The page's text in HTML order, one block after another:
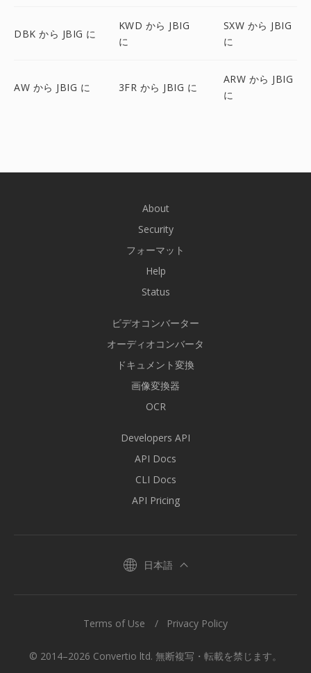
DBK から JBIG に
KWD から JBIG
に
SXW から JBIG
に
AW から JBIG に 3FR から JBIG に
ARW から JBIG
に
About
Security
フォーマット
Help
Status
ビデオコンバーター
オーディオコンバータ
ドキュメント変換
画像変換器
OCR
Developers API
API Docs
CLI Docs
API Pricing
日本語
© 2014–2026 Convertio ltd. 無断複写・転載を禁じます。
Terms of Use Privacy Policy